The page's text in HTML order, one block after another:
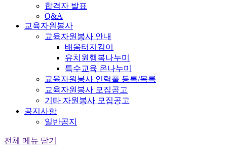
합격자 발표
Q&A
교육자원봉사
교육자원봉사 안내
배움터지킴이
유치원행복나누미
특수교육 온나누미
교육자원봉사 인력풀 등록/목록
교육자원봉사 모집공고
기타 자원봉사 모집공고
공지사항
일반공지
전체 메뉴 닫기